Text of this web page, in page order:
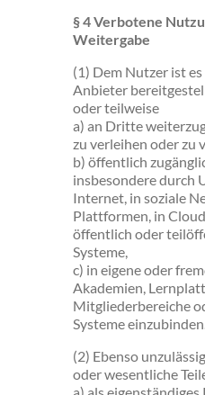
§ 4 Verbotene
Weitergabe
(1) Dem Nutzer ist
Anbieter
oder teilweise
a) an Dritte
zu verleihen oder zu
b) öffentlich
insbesondere durch
Internet, in soziale
Plattformen, in
öffentlich oder
Systeme,
c) in eigene oder
Akademien,
Mitgliederbereiche
Systeme
(2) Ebenso
oder wesentliche